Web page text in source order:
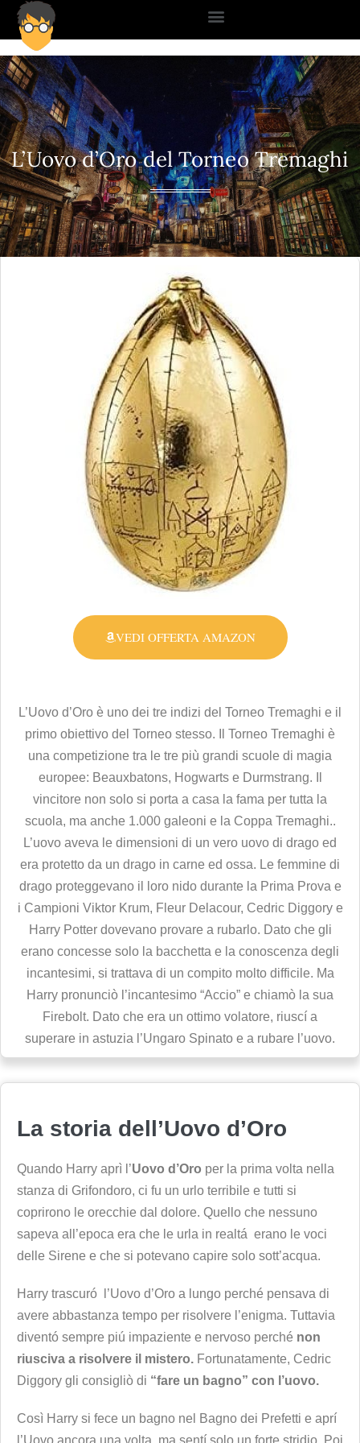
L’Uovo d’Oro del Torneo Tremaghi
VEDI OFFERTA AMAZON
L’Uovo d’Oro è uno dei tre indizi del Torneo Tremaghi e il
primo obiettivo del Torneo stesso. Il Torneo Tremaghi è
una competizione tra le tre più grandi scuole di magia
europee: Beauxbatons, Hogwarts e Durmstrang. Il
vincitore non solo si porta a casa la fama per tutta la
scuola, ma anche 1.000 galeoni e la Coppa Tremaghi..
L’uovo aveva le dimensioni di un vero uovo di drago ed
era protetto da un drago in carne ed ossa. Le femmine di
drago proteggevano il loro nido durante la Prima Prova e
i Campioni Viktor Krum, Fleur Delacour, Cedric Diggory e
Harry Potter dovevano provare a rubarlo. Dato che gli
erano concesse solo la bacchetta e la conoscenza degli
incantesimi, si trattava di un compito molto difficile. Ma
Harry pronunciò l’incantesimo “Accio” e chiamò la sua
Firebolt. Dato che era un ottimo volatore, riuscí a
superare in astuzia l’Ungaro Spinato e a rubare l’uovo.
La storia dell’Uovo d’Oro
Quando Harry aprì l’Uovo d’Oro per la prima volta nella
stanza di Grifondoro, ci fu un urlo terribile e tutti si
coprirono le orecchie dal dolore. Quello che nessuno
sapeva all’epoca era che le urla in realtá erano le voci
delle Sirene e che si potevano capire solo sott’acqua.
Harry trascuró l’Uovo d’Oro a lungo perché pensava di
avere abbastanza tempo per risolvere l’enigma. Tuttavia
diventó sempre piú impaziente e nervoso perché non
riusciva a risolvere il mistero. Fortunatamente, Cedric
Diggory gli consigliò di “fare un bagno” con l’uovo.
Così Harry si fece un bagno nel Bagno dei Prefetti e aprí
l’Uovo ancora una volta, ma sentí solo un forte stridio. Poi